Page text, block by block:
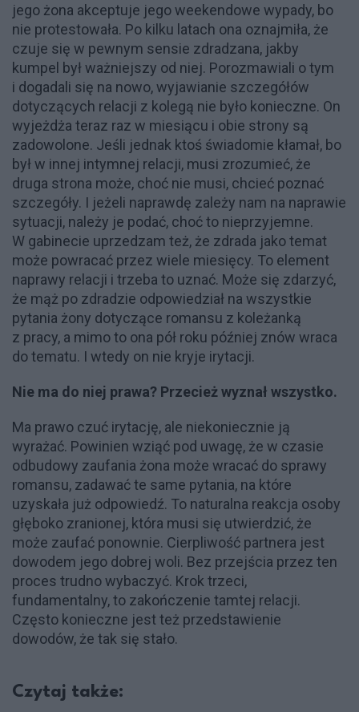
jego żona akceptuje jego weekendowe wypady, bo
nie protestowała. Po kilku latach ona oznajmiła, że
czuje się w pewnym sensie zdradzana, jakby
kumpel był ważniejszy od niej. Porozmawiali o tym
i dogadali się na nowo, wyjawianie szczegółów
dotyczących relacji z kolegą nie było konieczne. On
wyjeżdża teraz raz w miesiącu i obie strony są
zadowolone. Jeśli jednak ktoś świadomie kłamał, bo
był w innej intymnej relacji, musi zrozumieć, że
druga strona może, choć nie musi, chcieć poznać
szczegóły. I jeżeli naprawdę zależy nam na naprawie
sytuacji, należy je podać, choć to nieprzyjemne.
W gabinecie uprzedzam też, że zdrada jako temat
może powracać przez wiele miesięcy. To element
naprawy relacji i trzeba to uznać. Może się zdarzyć,
że mąż po zdradzie odpowiedział na wszystkie
pytania żony dotyczące romansu z koleżanką
z pracy, a mimo to ona pół roku później znów wraca
do tematu. I wtedy on nie kryje irytacji.
Nie ma do niej prawa? Przecież wyznał wszystko.
Ma prawo czuć irytację, ale niekoniecznie ją
wyrażać. Powinien wziąć pod uwagę, że w czasie
odbudowy zaufania żona może wracać do sprawy
romansu, zadawać te same pytania, na które
uzyskała już odpowiedź. To naturalna reakcja osoby
głęboko zranionej, która musi się utwierdzić, że
może zaufać ponownie. Cierpliwość partnera jest
dowodem jego dobrej woli. Bez przejścia przez ten
proces trudno wybaczyć. Krok trzeci,
fundamentalny, to zakończenie tamtej relacji.
Często konieczne jest też przedstawienie
dowodów, że tak się stało.
Czytaj także: